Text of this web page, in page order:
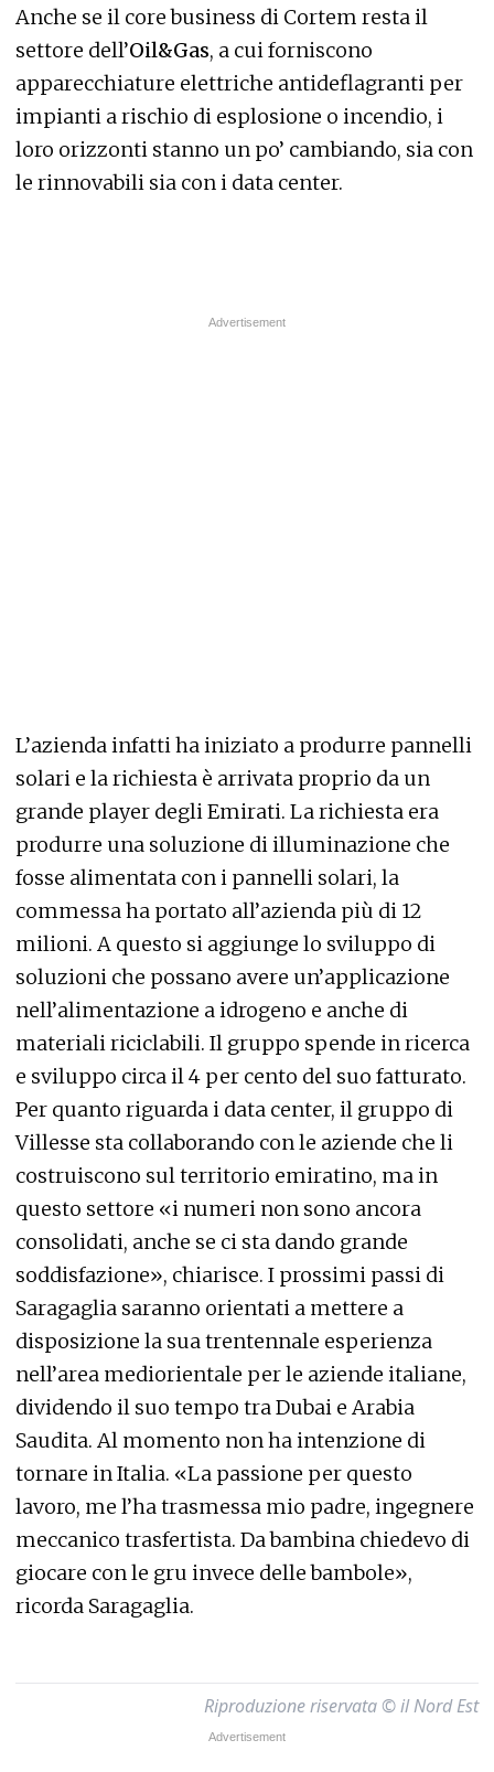
Anche se il core business di Cortem resta il
settore dell’Oil&Gas, a cui forniscono
apparecchiature elettriche antideflagranti per
impianti a rischio di esplosione o incendio, i
loro orizzonti stanno un po’ cambiando, sia con
le rinnovabili sia con i data center.
L’azienda infatti ha iniziato a produrre pannelli
solari e la richiesta è arrivata proprio da un
grande player degli Emirati. La richiesta era
produrre una soluzione di illuminazione che
fosse alimentata con i pannelli solari, la
commessa ha portato all’azienda più di 12
milioni. A questo si aggiunge lo sviluppo di
soluzioni che possano avere un’applicazione
nell’alimentazione a idrogeno e anche di
materiali riciclabili. Il gruppo spende in ricerca
e sviluppo circa il 4 per cento del suo fatturato.
Per quanto riguarda i data center, il gruppo di
Villesse sta collaborando con le aziende che li
costruiscono sul territorio emiratino, ma in
questo settore «i numeri non sono ancora
consolidati, anche se ci sta dando grande
soddisfazione», chiarisce. I prossimi passi di
Saragaglia saranno orientati a mettere a
disposizione la sua trentennale esperienza
nell’area mediorientale per le aziende italiane,
dividendo il suo tempo tra Dubai e Arabia
Saudita. Al momento non ha intenzione di
tornare in Italia. «La passione per questo
lavoro, me l’ha trasmessa mio padre, ingegnere
meccanico trasfertista. Da bambina chiedevo di
giocare con le gru invece delle bambole»,
ricorda Saragaglia.
Riproduzione riservata © il Nord Est